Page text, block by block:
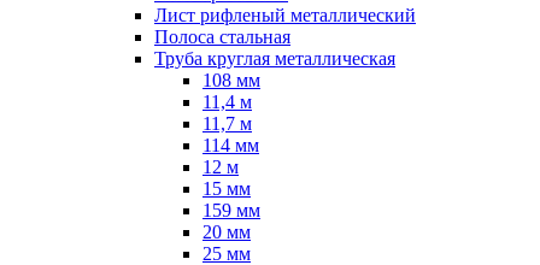
Лист рифленый металлический
Полоса стальная
Труба круглая металлическая
108 мм
11,4 м
11,7 м
114 мм
12 м
15 мм
159 мм
20 мм
25 мм